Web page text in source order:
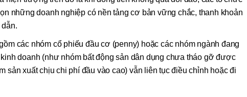
những doanh nghiệp có nền tảng cơ bản vững chắc, thanh khoản
các nhóm cổ phiếu đầu cơ (penny) hoặc các nhóm ngành đang
doanh (như nhóm bất động sản dân dụng chưa tháo gỡ được
sản xuất chịu chi phí đầu vào cao) vẫn liên tục điều chỉnh hoặc đi